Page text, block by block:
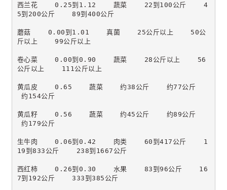
西兰花    0.25到1.12    蔬菜    22到100公斤    4
5到200公斤    89到400公斤
蘑菇    0.00到1.01    真菌    25公斤以上    50公
斤以上    99公斤以上
卷心菜    0.00到0.90    蔬菜    28公斤以上    56
公斤以上    111公斤以上
黄瓜皮    0.65    蔬菜    约38公斤    约77公斤
约154公斤
黄瓜籽    0.56    蔬菜    约45公斤    约89公斤
约179公斤
生牛肉    0.06到0.42    肉类    60到417公斤    1
19到833公斤    238到1667公斤
西红柿    0.26到0.30    水果    83到96公斤    16
7到192公斤    333到385公斤